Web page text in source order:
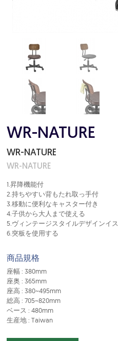
WR-NATURE
WR-NATURE
WR-NATURE
1.昇降機能付
2.持ちやすい背もたれ取っ手付
3.移動に便利なキャスター付き
4.子供から大人まで使える
5.ヴィンテージスタイルデザインイス
6.突板を使用する
商品規格
座幅 : 380mm
座奥 : 365mm
座高 : 380~495mm
総高 : 705~820mm
ベース : 480mm
生産地 : Taiwan